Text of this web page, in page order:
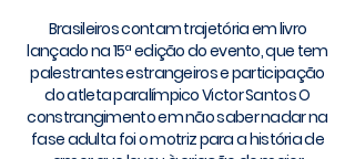
Brasileiros contam trajetória em livro
lançado na 15ª edição do evento, que tem
palestrantes estrangeiros e participação
do atleta paralímpico Victor Santos O
constrangimento em não saber nadar na
fase adulta foi o motriz para a história de